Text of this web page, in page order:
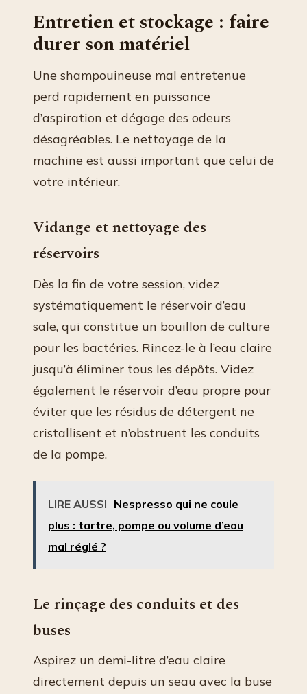
Entretien et stockage : faire
durer son matériel
Une shampouineuse mal entretenue
perd rapidement en puissance
d’aspiration et dégage des odeurs
désagréables. Le nettoyage de la
machine est aussi important que celui de
votre intérieur.
Vidange et nettoyage des
réservoirs
Dès la fin de votre session, videz
systématiquement le réservoir d’eau
sale, qui constitue un bouillon de culture
pour les bactéries. Rincez-le à l’eau claire
jusqu’à éliminer tous les dépôts. Videz
également le réservoir d’eau propre pour
éviter que les résidus de détergent ne
cristallisent et n’obstruent les conduits
de la pompe.
LIRE AUSSI Nespresso qui ne coule
plus : tartre, pompe ou volume d’eau
mal réglé ?
Le rinçage des conduits et des
buses
Aspirez un demi-litre d’eau claire
directement depuis un seau avec la buse